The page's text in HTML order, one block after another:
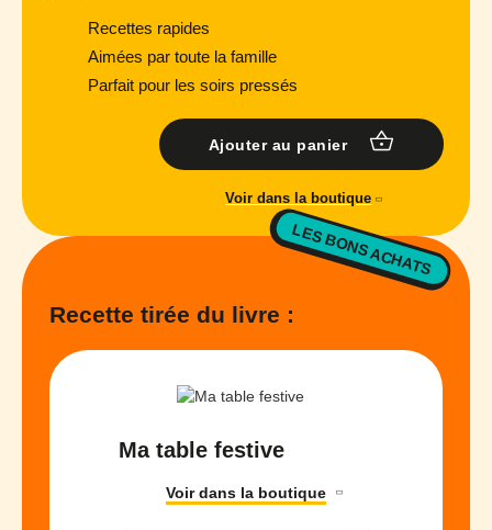
Recettes rapides
Aimées par toute la famille
Parfait pour les soirs pressés
Ajouter au panier
Voir dans la boutique
LES BONS ACHATS
Recette tirée du livre :
Ma table festive
Voir dans la boutique